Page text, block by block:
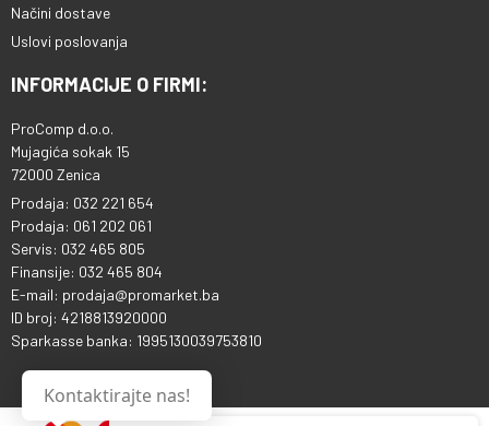
Načini dostave
Uslovi poslovanja
INFORMACIJE O FIRMI:
ProComp d.o.o.
Mujagića sokak 15
72000 Zenica
Prodaja: 032 221 654
Prodaja: 061 202 061
Servis: 032 465 805
Finansije: 032 465 804
E-mail: prodaja@promarket.ba
ID broj: 4218813920000
Sparkasse banka: 1995130039753810
Kontaktirajte nas!